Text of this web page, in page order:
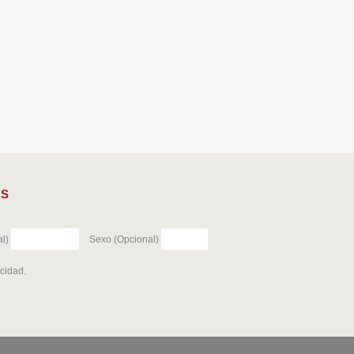
Sexo (Opcional)
.